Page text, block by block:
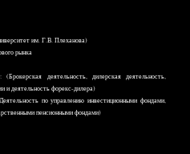
им. Г.В. Плеханова)
рынка
деятельность, дилерская деятельность,
и деятельность форекс-дилера)
по управлению инвестиционными фондами,
пенсионными фондами)